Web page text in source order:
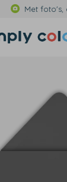
Met foto's, eigen